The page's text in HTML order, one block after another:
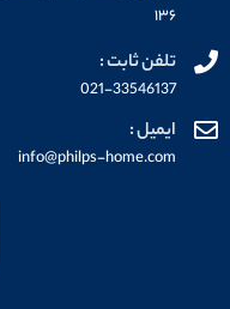
۱۳۶
تلفن ثابت :
021-33546137
ایمیل :
info@philps-home.com